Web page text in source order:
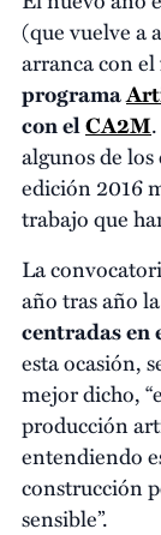
(que vuelve a
arranca con el
programa
con elCA2M
algunos de
edición 2016
trabajo que
La
año tras año la
centradas en
esta ocasión,
mejor dicho,
producción
entendiendo
construcción
sensible”.